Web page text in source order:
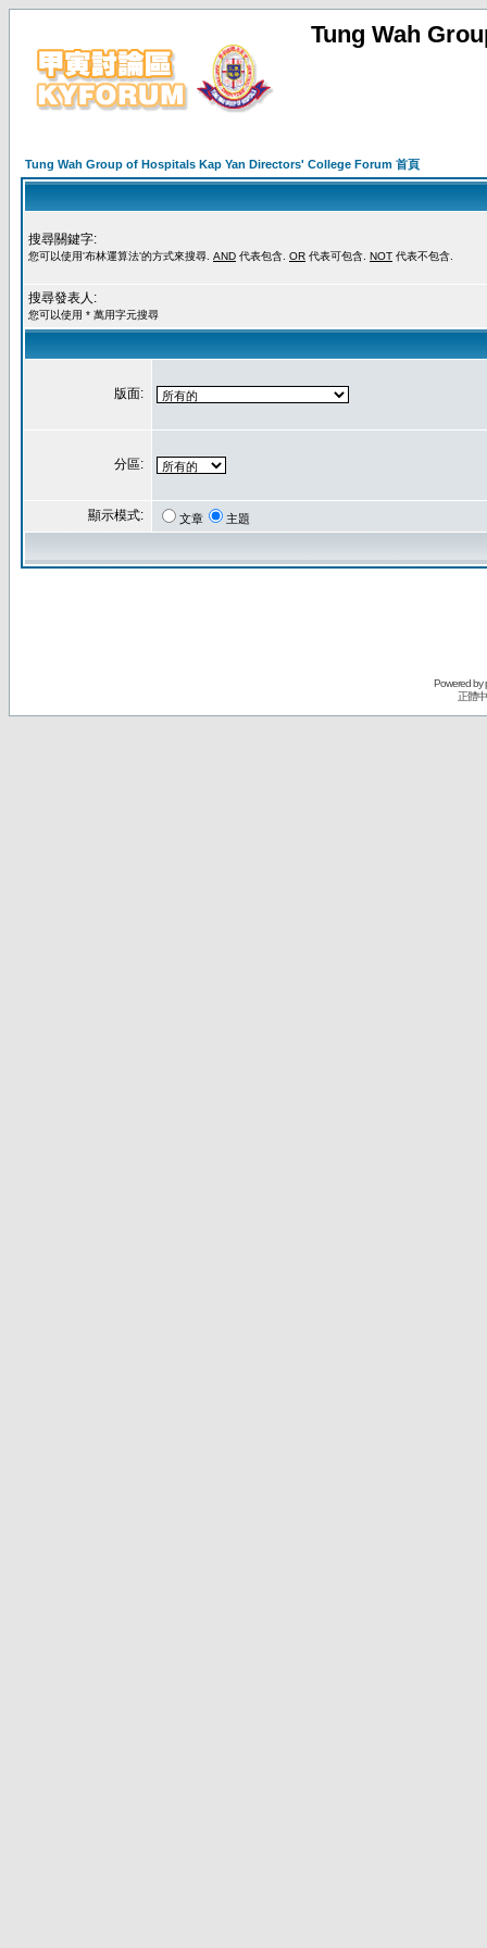
Tung Wah
Tung Wah Group of Hospitals Kap Yan Directors' College Forum 首頁
搜尋關鍵字:
您可以使用'布林運算法'的方式來搜尋. AND 代表包含. OR 代表可包含. NOT 代表不包含.
搜尋發表人:
您可以使用 * 萬用字元搜尋
版面:
分區:
顯示模式: 文章 主題
Powered by
正體